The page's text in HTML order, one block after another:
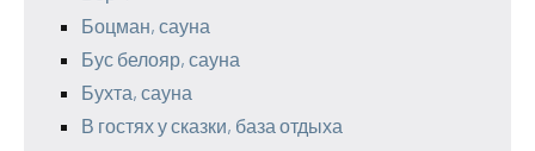
Боцман, сауна
Бус белояр, сауна
Бухта, сауна
В гостях у сказки, база отдыха